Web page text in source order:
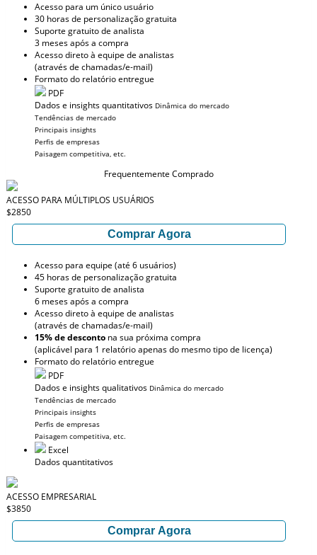
Acesso para um único usuário
30 horas de personalização gratuita
Suporte gratuito de analista
3 meses após a compra
Acesso direto à equipe de analistas
(através de chamadas/e-mail)
Formato do relatório entregue
PDF
Dados e insights quantitativos Dinâmica do mercado
Tendências de mercado
Principais insights
Perfis de empresas
Paisagem competitiva, etc.
Frequentemente Comprado
ACESSO PARA MÚLTIPLOS USUÁRIOS
$2850
Comprar Agora
Acesso para equipe (até 6 usuários)
45 horas de personalização gratuita
Suporte gratuito de analista
6 meses após a compra
Acesso direto à equipe de analistas
(através de chamadas/e-mail)
15% de desconto na sua próxima compra
(aplicável para 1 relatório apenas do mesmo tipo de licença)
Formato do relatório entregue
PDF
Dados e insights qualitativos Dinâmica do mercado
Tendências de mercado
Principais insights
Perfis de empresas
Paisagem competitiva, etc.
Excel
Dados quantitativos
ACESSO EMPRESARIAL
$3850
Comprar Agora